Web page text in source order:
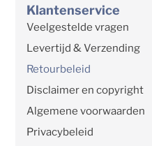
Klantenservice
Veelgestelde vragen
Levertijd & Verzending
Retourbeleid
Disclaimer en copyright
Algemene voorwaarden
Privacybeleid